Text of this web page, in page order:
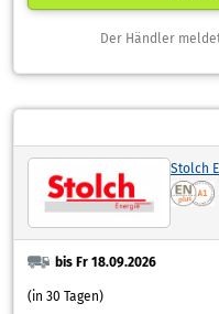
Der Händler
Stolch
bis Fr 18.09.2026
(in 30 Tagen)